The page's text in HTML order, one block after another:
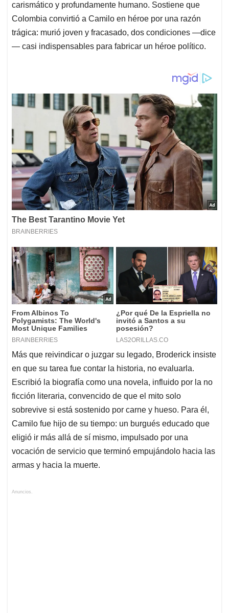
carismático y profundamente humano. Sostiene que
Colombia convirtió a Camilo en héroe por una razón
trágica: murió joven y fracasado, dos condiciones —dice
— casi indispensables para fabricar un héroe político.
Más que reivindicar o juzgar su legado, Broderick insiste
en que su tarea fue contar la historia, no evaluarla.
Escribió la biografía como una novela, influido por la no
ficción literaria, convencido de que el mito solo
sobrevive si está sostenido por carne y hueso. Para él,
Camilo fue hijo de su tiempo: un burgués educado que
eligió ir más allá de sí mismo, impulsado por una
vocación de servicio que terminó empujándolo hacia las
armas y hacia la muerte.
Anuncios.